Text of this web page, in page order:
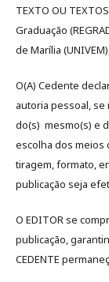
TEXTO OU
Graduação
de Marília
O(A) Cedente
autoria pessoal,
do(s) mesmo(s) e
escolha dos meios
tiragem, formato,
publicação seja
O EDITOR se
publicação,
CEDENTE